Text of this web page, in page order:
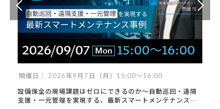
開催日： 2026年9月7日（月）15:00～16:00
設備保全の現場課題はゼロにできるのか～自動巡回・遠隔
支援・一元管理を実現する、最新スマートメンテナンス事